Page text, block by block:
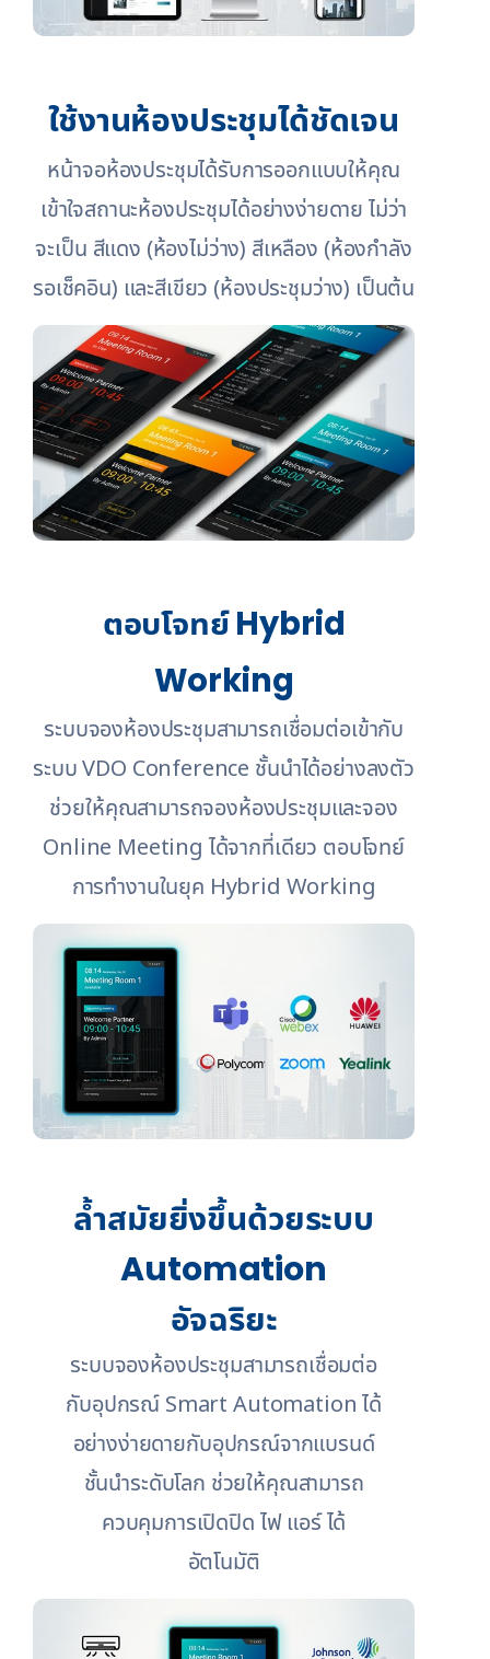
ใช้งานห้องประชุมได้ชัดเจน
หน้าจอห้องประชุมได้รับการออกแบบให้คุณ
เข้าใจสถานะห้องประชุมได้อย่างง่ายดาย ไม่ว่า
จะเป็น สีแดง (ห้องไม่ว่าง) สีเหลือง (ห้องกำลัง
รอเช็คอิน) และสีเขียว (ห้องประชุมว่าง) เป็นต้น
ตอบโจทย์ Hybrid
Working
ระบบจองห้องประชุมสามารถเชื่อมต่อเข้ากับ
ระบบ VDO Conference ชั้นนำได้อย่างลงตัว
ช่วยให้คุณสามารถจองห้องประชุมและจอง
Online Meeting ได้จากที่เดียว ตอบโจทย์
การทำงานในยุค Hybrid Working
ล้ำสมัยยิ่งขึ้นด้วยระบบ
Automation
อัจฉริยะ
ระบบจองห้องประชุมสามารถเชื่อมต่อ
กับอุปกรณ์ Smart Automation ได้
อย่างง่ายดายกับอุปกรณ์จากแบรนด์
ชั้นนำระดับโลก ช่วยให้คุณสามารถ
ควบคุมการเปิดปิด ไฟ แอร์ ได้
อัตโนมัติ